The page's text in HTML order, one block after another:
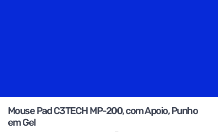
Mouse Pad C3TECH MP-200, com Apoio, Punho
em Gel